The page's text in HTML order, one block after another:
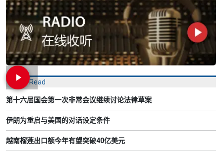
Most Read
第十六届国会第一次非常会议继续讨论法律草案
伊朗为重启与美国的对话设定条件
越南榴莲出口额今年有望突破40亿美元